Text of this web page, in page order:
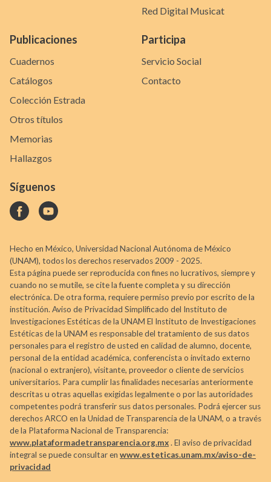
Red Digital Musicat
Publicaciones
Cuadernos
Catálogos
Colección Estrada
Otros títulos
Memorias
Hallazgos
Participa
Servicio Social
Contacto
Síguenos
Hecho en México, Universidad Nacional Autónoma de México
(UNAM), todos los derechos reservados 2009 - 2025.
Esta página puede ser reproducida con fines no lucrativos, siempre y
cuando no se mutile, se cite la fuente completa y su dirección
electrónica. De otra forma, requiere permiso previo por escrito de la
institución. Aviso de Privacidad Simplificado del Instituto de
Investigaciones Estéticas de la UNAM El Instituto de Investigaciones
Estéticas de la UNAM es responsable del tratamiento de sus datos
personales para el registro de usted en calidad de alumno, docente,
personal de la entidad académica, conferencista o invitado externo
(nacional o extranjero), visitante, proveedor o cliente de servicios
universitarios. Para cumplir las finalidades necesarias anteriormente
descritas u otras aquellas exigidas legalmente o por las autoridades
competentes podrá transferir sus datos personales. Podrá ejercer sus
derechos ARCO en la Unidad de Transparencia de la UNAM, o a través
de la Plataforma Nacional de Transparencia:
www.plataformadetransparencia.org.mx. El aviso de privacidad
integral se puede consultar en www.esteticas.unam.mx/aviso-de-
privacidad